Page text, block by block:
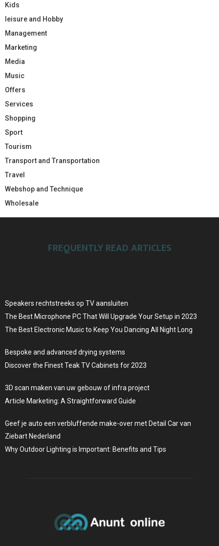
Kids
leisure and Hobby
Management
Marketing
Media
Music
Offers
Services
Shopping
Sport
Tourism
Transport and Transportation
Travel
Webshop and Technique
Wholesale
FREQUENTLY READ ARTICLES
Speakers rechtstreeks op TV aansluiten
The Best Microphone PC That Will Upgrade Your Setup in 2023
The Best Electronic Music to Keep You Dancing All Night Long
Bespoke and advanced drying systems
Discover the Finest Teak TV Cabinets for 2023
3D scan maken van uw gebouw of infra project
Article Marketing: A Straightforward Guide
Geef je auto een verbluffende make-over met Detail Car van
Ziebart Nederland
Why Outdoor Lighting is Important: Benefits and Tips